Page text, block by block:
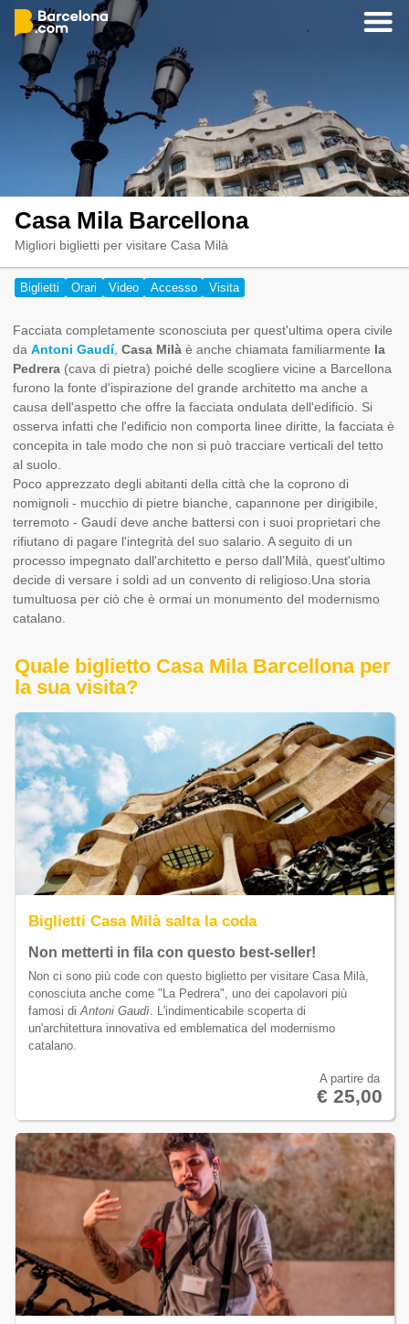
Casa Mila Barcellona
Migliori biglietti per visitare Casa Milà
Biglietti Orari Video Accesso Visita
Facciata completamente sconosciuta per quest'ultima opera civile
daAntoni Gaudí,Casa Milà è anche chiamata familiarmente la
Pedrera (cava di pietra) poiché delle scogliere vicine a Barcellona
furono la fonte d'ispirazione del grande architetto ma anche a
causa dell'aspetto che offre la facciata ondulata dell'edificio. Si
osserva infatti che l'edificio non comporta linee diritte, la facciata è
concepita in tale modo che non si può tracciare verticali del tetto
al suolo.
Poco apprezzato degli abitanti della città che la coprono di
nomignoli - mucchio di pietre bianche, capannone per dirigibile,
terremoto - Gaudí deve anche battersi con i suoi proprietari che
rifiutano di pagare l'integrità del suo salario. A seguito di un
processo impegnato dall'architetto e perso dall’Milà, quest'ultimo
decide di versare i soldi ad un convento di religioso.Una storia
tumultuosa per ciò che è ormai un monumento del modernismo
catalano.
Quale biglietto Casa Mila Barcellona per
la sua visita?
Biglietti Casa Milà salta la coda
Non metterti in fila con questo best-seller!
Non ci sono più code con questo biglietto per visitare Casa Milà,
conosciuta anche come "La Pedrera", uno dei capolavori più
famosi diAntoni Gaudì . L'indimenticabile scoperta di
un'architettura innovativa ed emblematica del modernismo
catalano.
A partire da
€ 25,00